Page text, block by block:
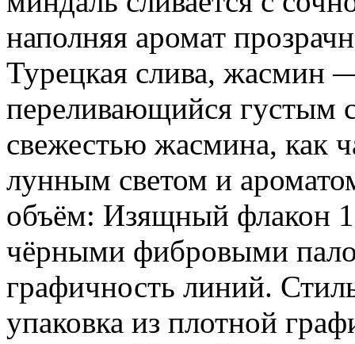
наполняя аромат
Турецкая слива, жасмин
переливающийся густым
свежестью жасмина, как
лунным светом и
объём: Изящный флакон
чёрными фибровыми
графичность линий.
упаковка из плотной